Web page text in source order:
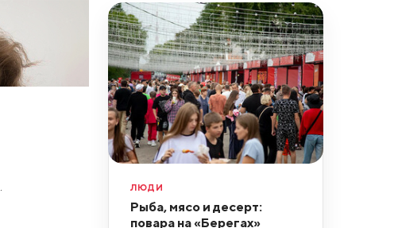
ЛЮДИ
Рыба, мясо и десерт:
повара на «Берегах»